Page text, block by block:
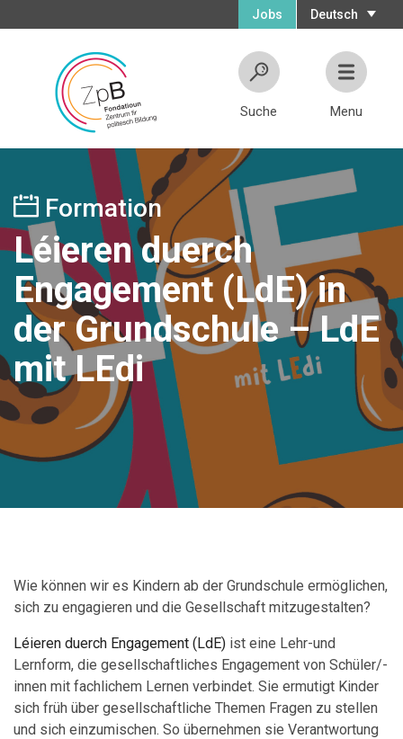
Deutsch
Jobs
Suche Menu
Formation
Léieren duerch
Engagement (LdE) in
der Grundschule – LdE
mit LEdi
Wie können wir es Kindern ab der Grundschule ermöglichen,
sich zu engagieren und die Gesellschaft mitzugestalten?
Léieren duerch Engagement (LdE) ist eine Lehr-und
Lernform, die gesellschaftliches Engagement von Schüler/-
innen mit fachlichem Lernen verbindet. Sie ermutigt Kinder
sich früh über gesellschaftliche Themen Fragen zu stellen
und sich einzumischen. So übernehmen sie Verantwortung